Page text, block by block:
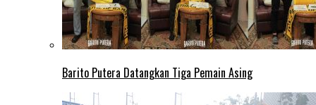
Barito Putera Datangkan Tiga Pemain Asing